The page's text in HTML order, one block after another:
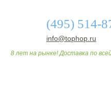
(495) 514-
info@tophop.ru
8 лет на рынке! Доставка по